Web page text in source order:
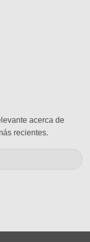
acerca de
recientes.